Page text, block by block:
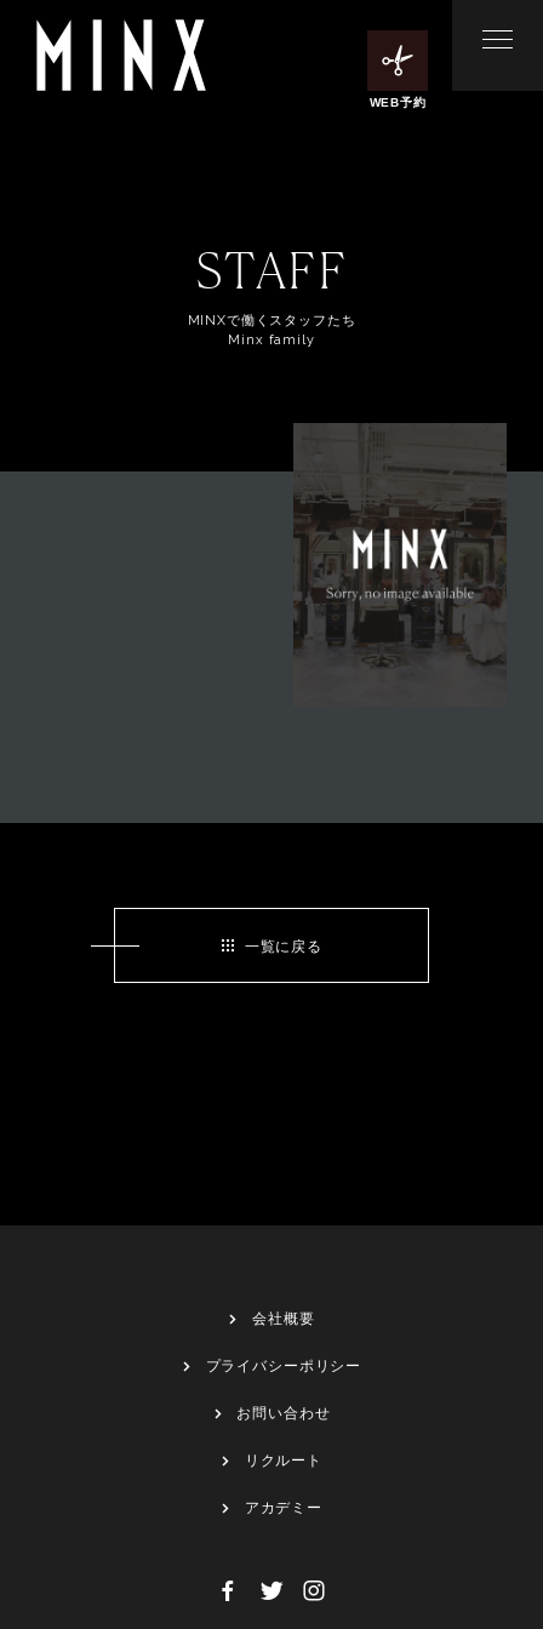
WEB予約
STAFF
MINXで働くスタッフたち
Minx family
一覧に戻る
会社概要
プライバシーポリシー
お問い合わせ
リクルート
アカデミー